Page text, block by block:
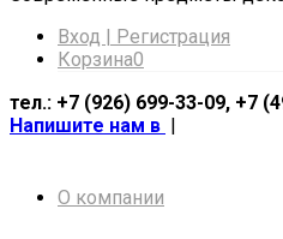
Вход | Регистрация
Корзина0
тел.: +7 (926) 699-33-09, +7
Напишите нам в |
О компании